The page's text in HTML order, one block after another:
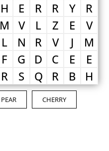
H E R R Y
R
M V L Z E
V
L N R V J
M
F G D C E
E
R S Q R B H
PEAR CHERRY